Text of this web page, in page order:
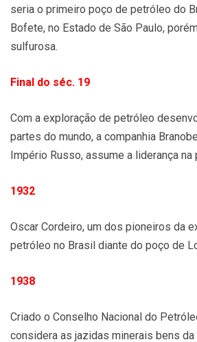
seria o primeiro poço de petróleo do
Bofete, no Estado de São Paulo,
sulfurosa.
Final do séc. 19
Com a exploração de petróleo
partes do mundo, a companhia
Império Russo, assume a liderança na
1932
Oscar Cordeiro, um dos pioneiros da
petróleo no Brasil diante do poço de
1938
Criado o Conselho Nacional do
considera as jazidas minerais bens da